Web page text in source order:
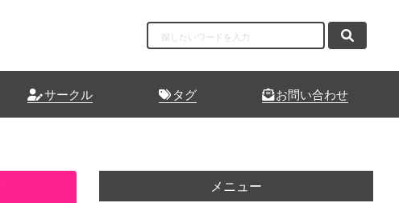
サークル タグ お問い合わせ
メニュー